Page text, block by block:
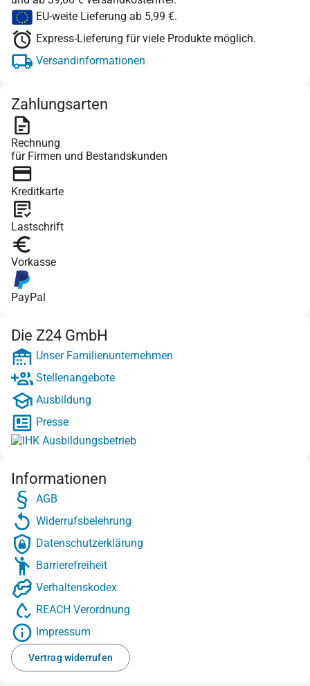
EU-weite Lieferung ab 5,99 €.
Express-Lieferung für viele Produkte möglich.
Versandinformationen
Zahlungsarten
Rechnung
für Firmen und Bestandskunden
Kreditkarte
Lastschrift
Vorkasse
PayPal
Die Z24 GmbH
Unser Familienunternehmen
Stellenangebote
Ausbildung
Presse
Informationen
AGB
Widerrufsbelehrung
Datenschutzerklärung
Barrierefreiheit
Verhaltenskodex
REACH Verordnung
Impressum
Vertrag widerrufen